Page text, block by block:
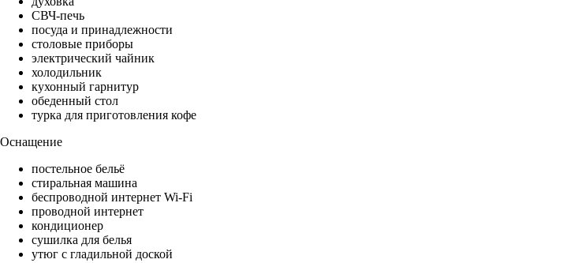
СВЧ-печь
посуда и принадлежности
столовые приборы
электрический чайник
холодильник
кухонный гарнитур
обеденный стол
турка для приготовления кофе
Оснащение
постельное бельё
стиральная машина
беспроводной интернет Wi-Fi
проводной интернет
кондиционер
сушилка для белья
утюг с гладильной доской